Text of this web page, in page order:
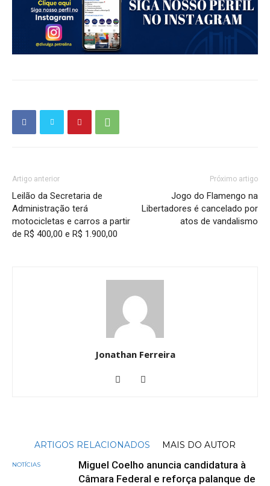
Artigo anterior
Leilão da Secretaria de
Administração terá
motocicletas e carros a partir
de R$ 400,00 e R$ 1.900,00
Próximo artigo
Jogo do Flamengo na
Libertadores é cancelado por
atos de vandalismo
Jonathan Ferreira
ARTIGOS RELACIONADOS MAIS DO AUTOR
NOTÍCIAS
Miguel Coelho anuncia candidatura à
Câmara Federal e reforça palanque de